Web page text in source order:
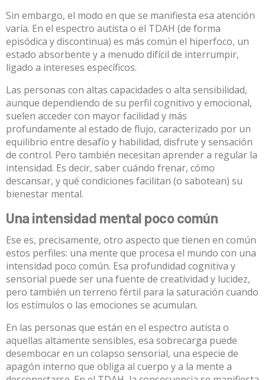
Sin embargo, el modo en que se manifiesta esa atención
varía. En el espectro autista o el TDAH (de forma
episódica y discontinua) es más común el hiperfoco, un
estado absorbente y a menudo difícil de interrumpir,
ligado a intereses específicos.
Las personas con altas capacidades o alta sensibilidad,
aunque dependiendo de su perfil cognitivo y emocional,
suelen acceder con mayor facilidad y más
profundamente al estado de flujo, caracterizado por un
equilibrio entre desafío y habilidad, disfrute y sensación
de control. Pero también necesitan aprender a regular la
intensidad. Es decir, saber cuándo frenar, cómo
descansar, y qué condiciones facilitan (o sabotean) su
bienestar mental.
Una intensidad mental poco común
Ese es, precisamente, otro aspecto que tienen en común
estos perfiles: una mente que procesa el mundo con una
intensidad poco común. Esa profundidad cognitiva y
sensorial puede ser una fuente de creatividad y lucidez,
pero también un terreno fértil para la saturación cuando
los estímulos o las emociones se acumulan.
En las personas que están en el espectro autista o
aquellas altamente sensibles, esa sobrecarga puede
desembocar en un colapso sensorial, una especie de
apagón interno que obliga al cuerpo y a la mente a